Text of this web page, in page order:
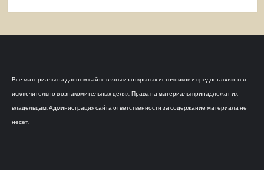
Все материалы на данном сайте взяты из открытых источников и предоставляются
исключительно в ознакомительных целях. Права на материалы принадлежат их
владельцам. Администрация сайта ответственности за содержание материала не
несет.